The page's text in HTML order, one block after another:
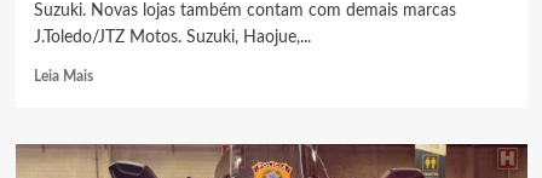
Suzuki. Novas lojas também contam com demais marcas
J.Toledo/JTZ Motos. Suzuki, Haojue,...
Leia MaisRead
4
novas